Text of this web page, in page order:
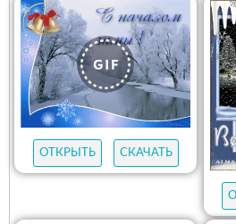
ОТКРЫТЬ СКАЧАТЬ